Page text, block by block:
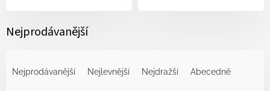
Nejprodávanější
Nejprodávanější Nejlevnější Nejdražší Abecedně